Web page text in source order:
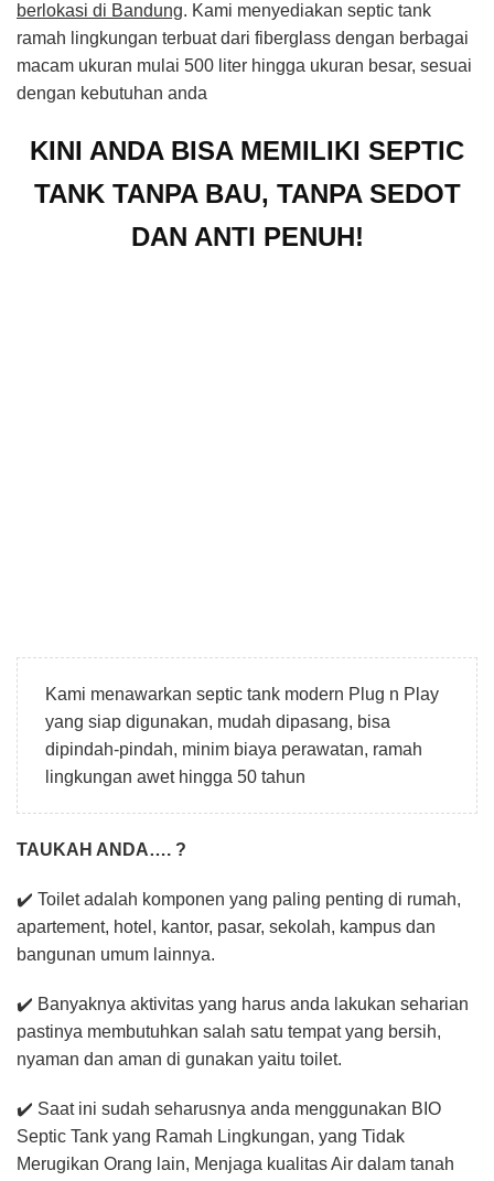
berlokasi di Bandung. Kami menyediakan septic tank
ramah lingkungan terbuat dari fiberglass dengan berbagai
macam ukuran mulai 500 liter hingga ukuran besar, sesuai
dengan kebutuhan anda
KINI ANDA BISA MEMILIKI SEPTIC
TANK TANPA BAU, TANPA SEDOT
DAN ANTI PENUH!
Kami menawarkan septic tank modern Plug n Play
yang siap digunakan, mudah dipasang, bisa
dipindah-pindah, minim biaya perawatan, ramah
lingkungan awet hingga 50 tahun
TAUKAH ANDA…. ?
✔️ Toilet adalah komponen yang paling penting di rumah,
apartement, hotel, kantor, pasar, sekolah, kampus dan
bangunan umum lainnya.
✔️ Banyaknya aktivitas yang harus anda lakukan seharian
pastinya membutuhkan salah satu tempat yang bersih,
nyaman dan aman di gunakan yaitu toilet.
✔️ Saat ini sudah seharusnya anda menggunakan BIO
Septic Tank yang Ramah Lingkungan, yang Tidak
Merugikan Orang lain, Menjaga kualitas Air dalam tanah